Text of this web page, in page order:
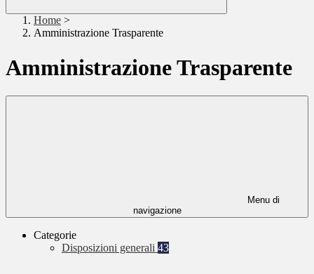
Home >
Amministrazione Trasparente
Amministrazione Trasparente
Menu di
navigazione
Categorie
Disposizioni generali 43